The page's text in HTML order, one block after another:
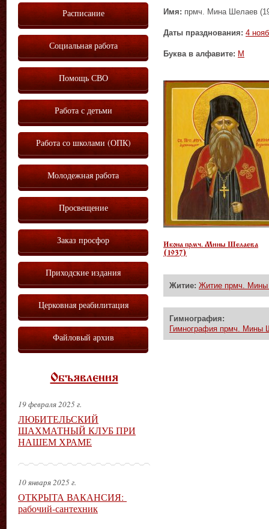
Имя: прмч. Мина Шелаев
Даты празднования: 4
Буква в алфавите: М
Икона прмч. Мины Шелаева
(1937)
Житие: Житие прмч. Мины
Гимнография:
Гимнография прмч. Мины
Расписание
Социальная работа
Помощь СВО
Работа с детьми
Работа со школами (ОПК)
Молодежная работа
Просвещение
Заказ просфор
Приходские издания
Церковная реабилитация
Файловый архив
Объявления
19 февраля 2025 г.
ЛЮБИТЕЛЬСКИЙ
ШАХМАТНЫЙ КЛУБ ПРИ
НАШЕМ ХРАМЕ
10 января 2025 г.
ОТКРЫТА ВАКАНСИЯ:
рабочий-сантехник